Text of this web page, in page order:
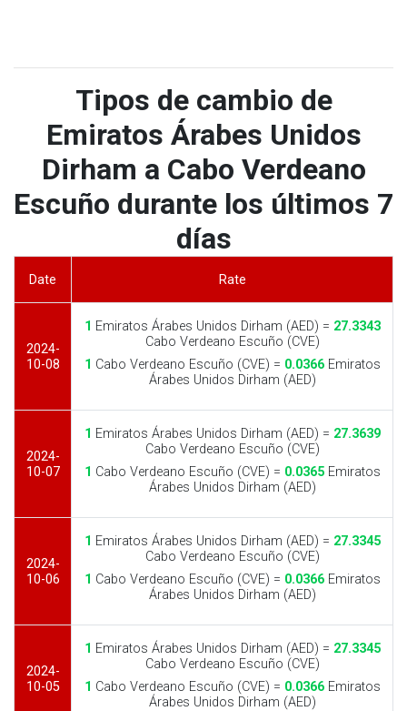
Tipos de cambio de
Emiratos Árabes Unidos
Dirham a Cabo Verdeano
Escuño durante los últimos 7
días
Date Rate
2024-
10-08
1 Emiratos Árabes Unidos Dirham (AED) = 27.3343
Cabo Verdeano Escuño (CVE)
1 Cabo Verdeano Escuño (CVE) = 0.0366Emiratos
Árabes Unidos Dirham (AED)
2024-
10-07
1 Emiratos Árabes Unidos Dirham (AED) = 27.3639
Cabo Verdeano Escuño (CVE)
1 Cabo Verdeano Escuño (CVE) = 0.0365Emiratos
Árabes Unidos Dirham (AED)
2024-
10-06
1 Emiratos Árabes Unidos Dirham (AED) = 27.3345
Cabo Verdeano Escuño (CVE)
1 Cabo Verdeano Escuño (CVE) = 0.0366Emiratos
Árabes Unidos Dirham (AED)
2024-
10-05
1 Emiratos Árabes Unidos Dirham (AED) = 27.3345
Cabo Verdeano Escuño (CVE)
1 Cabo Verdeano Escuño (CVE) = 0.0366Emiratos
Árabes Unidos Dirham (AED)